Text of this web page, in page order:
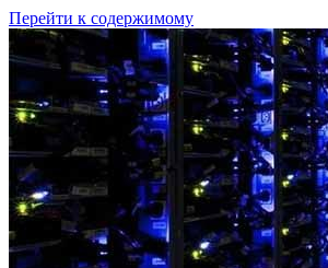
Перейти к содержимому